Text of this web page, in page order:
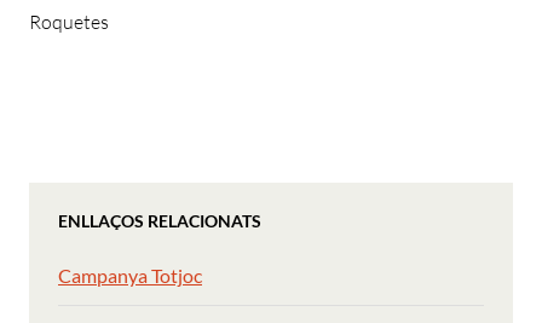
Roquetes
ENLLAÇOS RELACIONATS
Campanya Totjoc